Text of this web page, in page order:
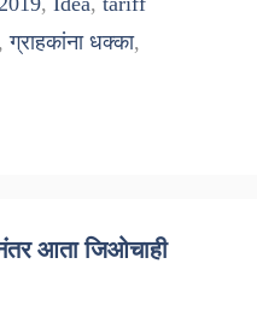
ग्राहकांना धक्का,
आता जिओचाही